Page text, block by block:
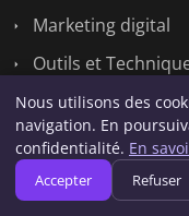
Marketing digital
Outils et
Stratégies SEO
Études de cas SEO
Liens utiles
Nous utilisons des
navigation. En
confidentialité. En
Accepter Refuser